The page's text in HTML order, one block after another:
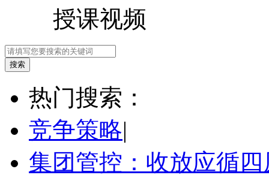
授课视频
热门搜索：
竞争策略|
集团管控：收放应循四